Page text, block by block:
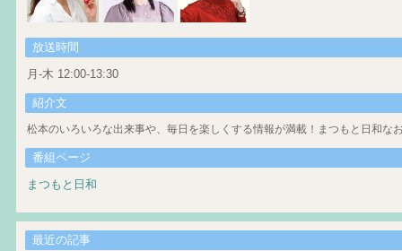
放送時間
月-木 12:00-13:30
紹介文
松本のいろいろな出来事や、毎日を楽しくする情報が満載！まつもと日和な
番組ページ
まつもと日和
最近の記事